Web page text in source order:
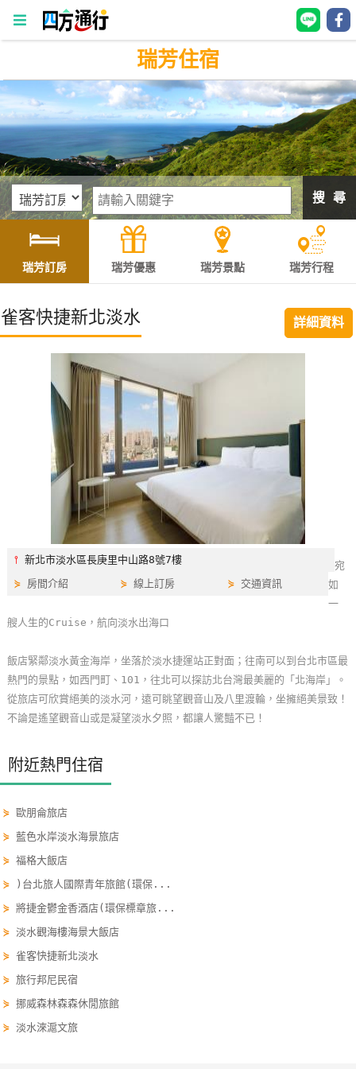
四
方
通
行
訂
房
灣
訂
房
直接跟飯店訂房HOT
紅
你
玩
地
圖
客
服
務
顧
客
滿
度
瑞芳住宿
搜 尋
瑞芳訂房 瑞芳優惠 瑞芳景點 瑞芳行程
雀客快捷新北淡水 詳細資料
⫯新北市淡水區長庚里中山路8號7樓
⋟ 房間介紹 ⋟線上訂房 ⋟ 交通資訊
宛
如
一
艘人生的Cruise，航向淡水出海口
飯店緊鄰淡水黃金海岸，坐落於淡水捷運站正對面；往南可以到台北市區最
熱門的景點，如西門町、101，往北可以探訪北台灣最美麗的「北海岸」。
從旅店可欣賞絕美的淡水河，遠可眺望觀音山及八里渡輪，坐擁絕美景致！
不論是遙望觀音山或是凝望淡水夕照，都讓人驚豔不已！
附近熱門住宿
⋟歐朋侖旅店
⋟藍色水岸淡水海景旅店
⋟福格大飯店
⋟
)台北旅人國際青年旅館(環保...
⋟將捷金鬱金香酒店(環保標章旅...
⋟淡水觀海樓海景大飯店
⋟雀客快捷新北淡水
⋟旅行邦尼民宿
⋟挪威森林森森休閒旅館
⋟淡水淶滬文旅